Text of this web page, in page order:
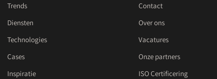
Trends
Diensten
Technologies
Cases
Inspiratie
Contact
Over ons
Vacatures
Onze partners
ISO Certificering